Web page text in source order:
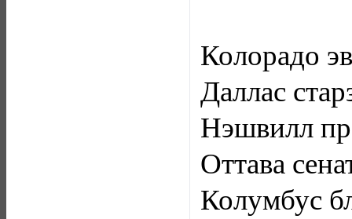
Колорадо
Даллас
Нэшвилл
Оттава
Колумбус